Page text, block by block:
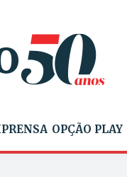
OPÇÃO PLAY